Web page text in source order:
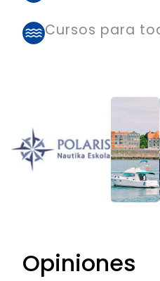
Cursos para
Opiniones